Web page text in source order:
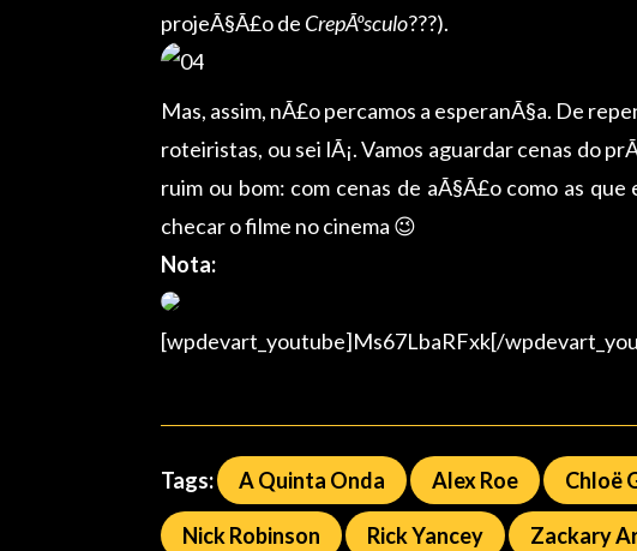
projeÃ§Ã£o de CrepÃºsculo???).
Mas, assim, nÃ£o percamos a esperanÃ§a. De
roteiristas, ou sei lÃ¡. Vamos aguardar cenas do
ruim ou bom: com cenas de aÃ§Ã£o como as
checar o filme no cinema 😉
Nota:
[wpdevart_youtube]Ms67LbaRFxk[/
Tags: A Quinta Onda Alex Roe Chloë
Nick Robinson Rick Yancey Zackary